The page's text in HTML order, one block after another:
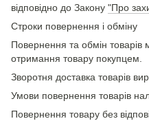
відповідно до Закону "Про
Строки повернення і обміну
Повернення та обмін товарів
отримання товару покупцем.
Зворотня доставка товарів
Умови повернення товарів
Повернення товару без